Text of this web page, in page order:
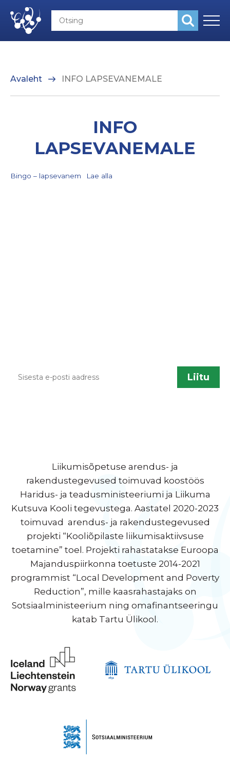
Avaleht INFO LAPSEVANEMALE
INFO
LAPSEVANEMALE
Bingo – lapsevanem Lae alla
Liikumisõpetuse arendus- ja
rakendustegevused toimuvad koostöös
Haridus- ja teadusministeeriumi ja Liikuma
Kutsuva Kooli tegevustega. Aastatel 2020-2023
toimuvad arendus- ja rakendustegevused
projekti “Kooliõpilaste liikumisaktiivsuse
toetamine” toel. Projekti rahastatakse Euroopa
Majanduspiirkonna toetuste 2014-2021
programmist “Local Development and Poverty
Reduction”, mille kaasrahastajaks on
Sotsiaalministeerium ning omafinantseeringu
katab Tartu Ülikool.